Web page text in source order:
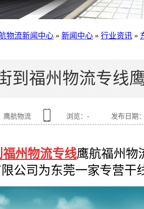
物流新闻中心 » 新闻中心 » 行业资讯 »
到福州物流专线
鹰航物流 浏览： - 发布日期
州物流专线鹰航福州物
公司为东莞一家专营干